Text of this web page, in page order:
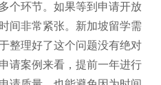
个环节。如果等到申请开放
间非常紧张。新加坡留学需
整理好了这个问题没有绝对
请案例来看，提前一年进行